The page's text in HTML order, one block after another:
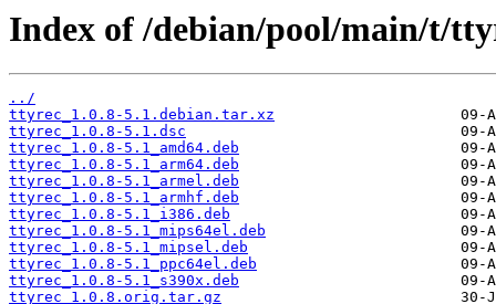
Index of /debian/pool/main/t/
../
ttyrec_1.0.8-5.1.debian.tar.xz
ttyrec_1.0.8-5.1.dsc
ttyrec_1.0.8-5.1_amd64.deb
ttyrec_1.0.8-5.1_arm64.deb
ttyrec_1.0.8-5.1_armel.deb
ttyrec_1.0.8-5.1_armhf.deb
ttyrec_1.0.8-5.1_i386.deb
ttyrec_1.0.8-5.1_mips64el.deb
ttyrec_1.0.8-5.1_mipsel.deb
ttyrec_1.0.8-5.1_ppc64el.deb
ttyrec_1.0.8-5.1_s390x.deb
ttyrec_1.0.8.orig.tar.gz